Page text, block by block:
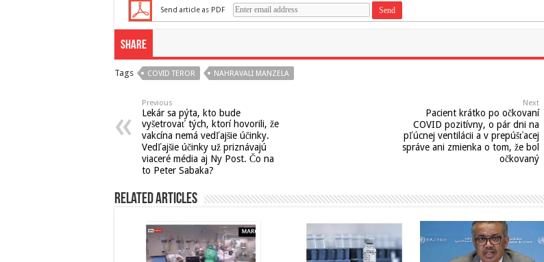
Send article as PDF
Share
Tags COVID TEROR NAHRAVALI MANZELA
Previous
Lekár sa pýta, kto bude
vyšetrovať tých, ktorí hovorili, že
vakcína nemá vedľajšie účinky.
Vedľajšie účinky už priznávajú
viaceré média aj Ny Post. Čo na
to Peter Sabaka?
Next
Pacient krátko po očkovaní
COVID pozitívny, o pár dni na
pľúcnej ventilácii a v prepúšťacej
správe ani zmienka o tom, že bol
očkovaný
Related Articles